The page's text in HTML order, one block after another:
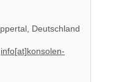
Deutschland
info[at]konsolen-